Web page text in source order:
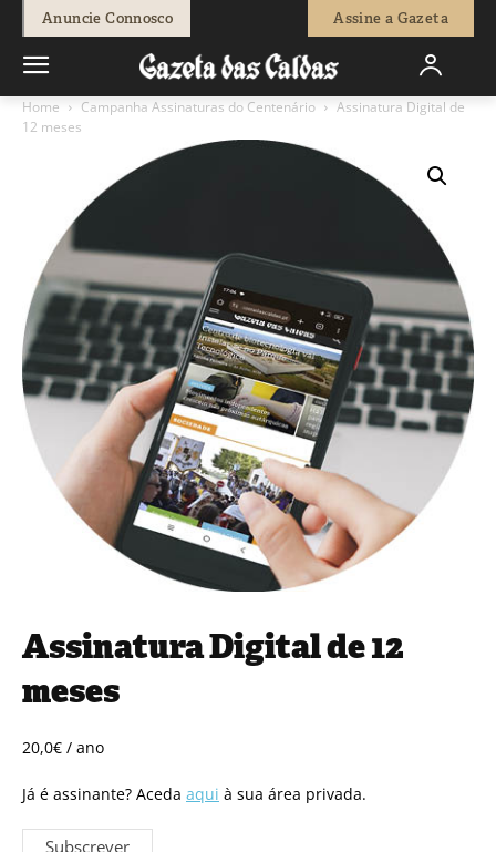
Anuncie Connosco Assine a Gazeta
Home Campanha Assinaturas do Centenário
Assinatura Digital de
12 meses
Assinatura Digital de 12
meses
20,0€ / ano
Já é assinante? Aceda aqui à sua área privada.
Quantidade
Subscrever